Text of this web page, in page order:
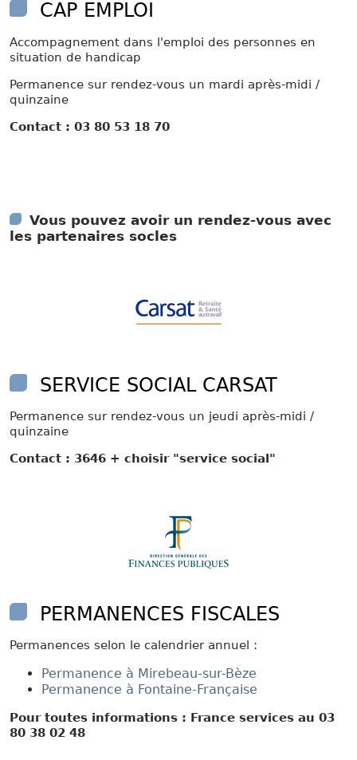
CAP EMPLOI
Accompagnement dans l'emploi des personnes en
situation de handicap
Permanence sur rendez-vous un mardi après-midi /
quinzaine
Contact : 03 80 53 18 70
Vous pouvez avoir un rendez-vous avec
les partenaires socles
SERVICE SOCIAL CARSAT
Permanence sur rendez-vous un jeudi après-midi /
quinzaine
Contact : 3646 + choisir "service social"
PERMANENCES FISCALES
Permanences selon le calendrier annuel :
Permanence à Mirebeau-sur-Bèze
Permanence à Fontaine-Française
Pour toutes informations : France services au 03
80 38 02 48